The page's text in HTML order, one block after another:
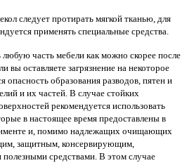
следует протирать мягкой тканью, для
применять специальные средства.
любую часть мебели как можно скорее после
вы оставляете загрязнение на некоторое
опасность образования разводов, пятен и
и их частей. В случае стойких
рекомендуется использовать
в настоящее время предоставлены в
и, помимо надлежащих очищающих
защитным, консервирующим,
средствами. В этом случае